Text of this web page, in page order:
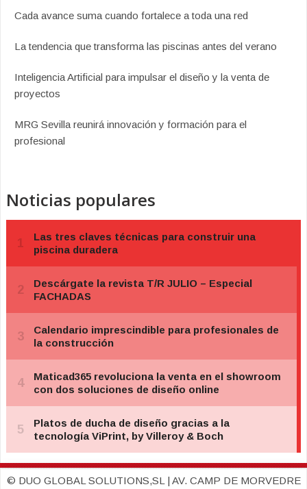
Cada avance suma cuando fortalece a toda una red
La tendencia que transforma las piscinas antes del verano
Inteligencia Artificial para impulsar el diseño y la venta de
proyectos
MRG Sevilla reunirá innovación y formación para el
profesional
Noticias populares
© DUO GLOBAL SOLUTIONS,SL | AV. CAMP DE MORVEDRE